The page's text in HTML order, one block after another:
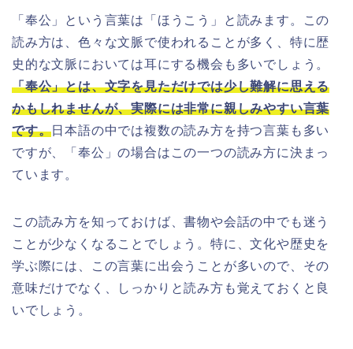
「奉公」という言葉は「ほうこう」と読みます。この
読み方は、色々な文脈で使われることが多く、特に歴
史的な文脈においては耳にする機会も多いでしょう。
「奉公」とは、文字を見ただけでは少し難解に思える
かもしれませんが、実際には非常に親しみやすい言葉
です。日本語の中では複数の読み方を持つ言葉も多い
ですが、「奉公」の場合はこの一つの読み方に決まっ
ています。
この読み方を知っておけば、書物や会話の中でも迷う
ことが少なくなることでしょう。特に、文化や歴史を
学ぶ際には、この言葉に出会うことが多いので、その
意味だけでなく、しっかりと読み方も覚えておくと良
いでしょう。